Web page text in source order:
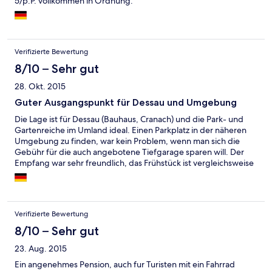
Verifizierte Bewertung
8/10 – Sehr gut
28. Okt. 2015
Guter Ausgangspunkt für Dessau und Umgebung
Die Lage ist für Dessau (Bauhaus, Cranach) und die Park- und
Gartenreiche im Umland ideal. Einen Parkplatz in der näheren
Umgebung zu finden, war kein Problem, wenn man sich die
Gebühr für die auch angebotene Tiefgarage sparen will. Der
Empfang war sehr freundlich, das Frühstück ist vergleichsweise
sehr günstig im Preis, hatte aber alles, was wir dazu wünschen -
einschließlich einer freundlichen Beratung durch die
Verifizierte Bewertung
8/10 – Sehr gut
23. Aug. 2015
Ein angenehmes Pension, auch fur Turisten mit ein Fahrrad